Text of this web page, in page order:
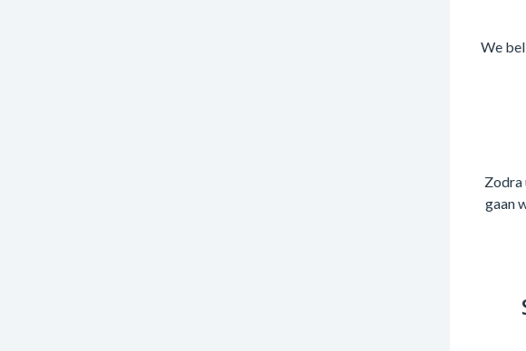
We
Zodra
gaan